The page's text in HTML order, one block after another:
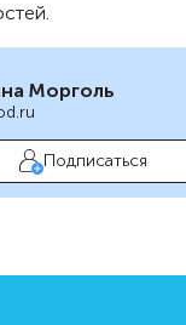
Морголь
Подписаться